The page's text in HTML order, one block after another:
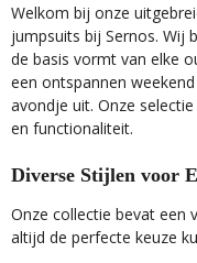
Welkom bij onze
jumpsuits bij Sernos. Wij
de basis vormt van elke
een ontspannen
avondje uit. Onze
en functionaliteit.
Diverse Stijlen voor
Onze collectie bevat een
altijd de perfecte keuze